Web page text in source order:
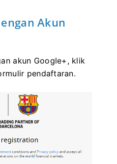
Akun
akun Google+, klik
pendaftaran.